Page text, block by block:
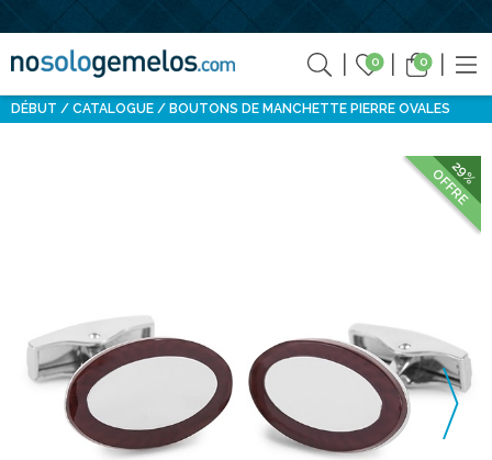
0 0
DÉBUT CATALOGUE BOUTONS DE MANCHETTE PIERRE OVALES
29%
OFFRE